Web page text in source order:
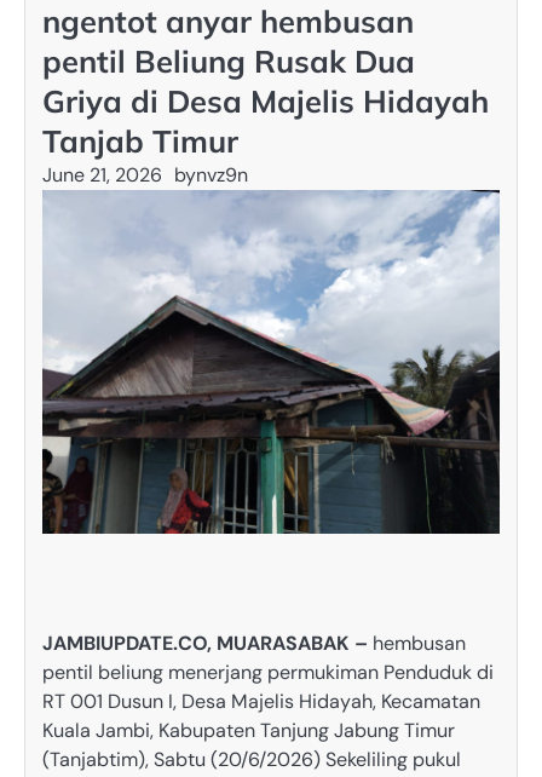
ngentot anyar hembusan
pentil Beliung Rusak Dua
Griya di Desa Majelis Hidayah
Tanjab Timur
June 21, 2026 bynvz9n
JAMBIUPDATE.CO, MUARASABAK – hembusan
pentil beliung menerjang permukiman Penduduk di
RT 001 Dusun I, Desa Majelis Hidayah, Kecamatan
Kuala Jambi, Kabupaten Tanjung Jabung Timur
(Tanjabtim), Sabtu (20/6/2026) Sekeliling pukul